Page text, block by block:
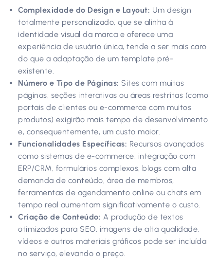
Complexidade do Design e Layout: Um design
totalmente personalizado, que se alinha à
identidade visual da marca e oferece uma
experiência de usuário única, tende a ser mais caro
do que a adaptação de um template pré-
existente.
Número e Tipo de Páginas: Sites com muitas
páginas, seções interativas ou áreas restritas (como
portais de clientes ou e-commerce com muitos
produtos) exigirão mais tempo de desenvolvimento
e, consequentemente, um custo maior.
Funcionalidades Específicas: Recursos avançados
como sistemas de e-commerce, integração com
ERP/CRM, formulários complexos, blogs com alta
demanda de conteúdo, área de membros,
ferramentas de agendamento online ou chats em
tempo real aumentam significativamente o custo.
Criação de Conteúdo: A produção de textos
otimizados para SEO, imagens de alta qualidade,
vídeos e outros materiais gráficos pode ser incluída
no serviço, elevando o preço.